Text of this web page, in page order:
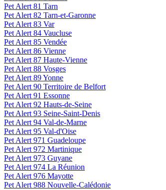
Pet Alert 81 Tarn
Pet Alert 82 Tarn-et-Garonne
Pet Alert 83 Var
Pet Alert 84 Vaucluse
Pet Alert 85 Vendée
Pet Alert 86 Vienne
Pet Alert 87 Haute-Vienne
Pet Alert 88 Vosges
Pet Alert 89 Yonne
Pet Alert 90 Territoire de Belfort
Pet Alert 91 Essonne
Pet Alert 92 Hauts-de-Seine
Pet Alert 93 Seine-Saint-Denis
Pet Alert 94 Val-de-Marne
Pet Alert 95 Val-d'Oise
Pet Alert 971 Guadeloupe
Pet Alert 972 Martinique
Pet Alert 973 Guyane
Pet Alert 974 La Réunion
Pet Alert 976 Mayotte
Pet Alert 988 Nouvelle-Calédonie